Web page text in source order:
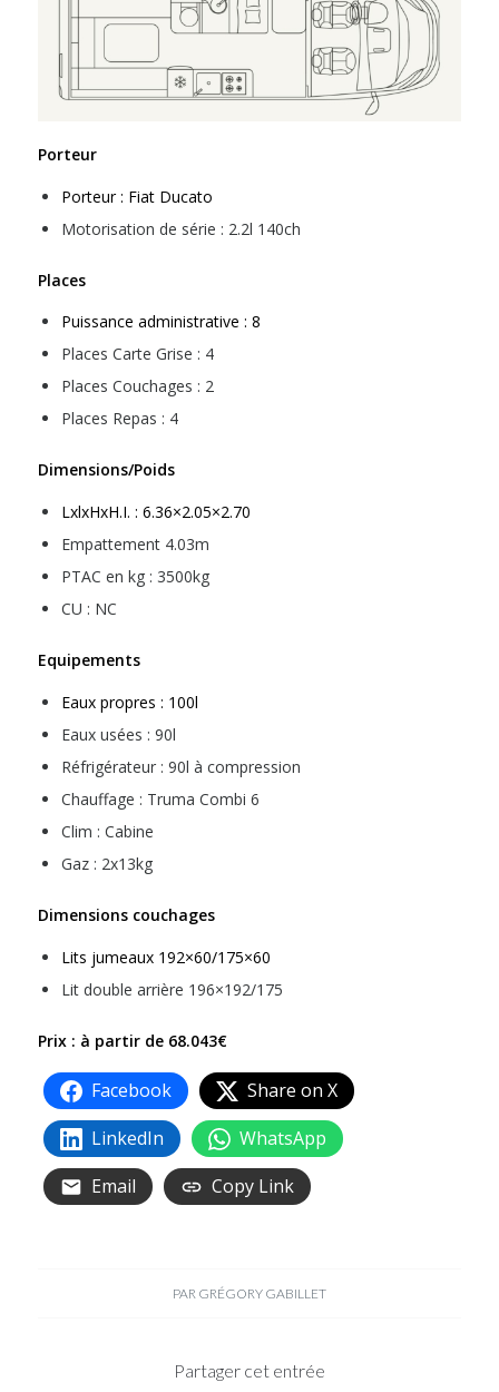
Porteur
Porteur : Fiat Ducato
Motorisation de série : 2.2l 140ch
Places
Puissance administrative : 8
Places Carte Grise : 4
Places Couchages : 2
Places Repas : 4
Dimensions/Poids
LxlxHxH.I. : 6.36×2.05×2.70
Empattement 4.03m
PTAC en kg : 3500kg
CU : NC
Equipements
Eaux propres : 100l
Eaux usées : 90l
Réfrigérateur : 90l à compression
Chauffage : Truma Combi 6
Clim : Cabine
Gaz : 2x13kg
Dimensions couchages
Lits jumeaux 192×60/175×60
Lit double arrière 196×192/175
Prix : à partir de 68.043€
Facebook
Share on X
LinkedIn
WhatsApp
Email
Copy Link
PAR GRÉGORY GABILLET
Partager cet entrée